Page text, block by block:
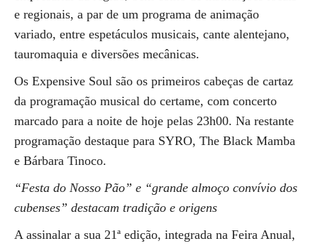
e regionais, a par de um programa de animação
variado, entre espetáculos musicais, cante alentejano,
tauromaquia e diversões mecânicas.
Os Expensive Soul são os primeiros cabeças de cartaz
da programação musical do certame, com concerto
marcado para a noite de hoje pelas 23h00. Na restante
programação destaque para SYRO, The Black Mamba
e Bárbara Tinoco.
“Festa do Nosso Pão” e “grande almoço convívio dos
cubenses” destacam tradição e origens
A assinalar a sua 21ª edição, integrada na Feira Anual,